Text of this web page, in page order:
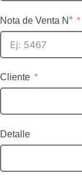
Nota de Venta N°
Cliente
Detalle